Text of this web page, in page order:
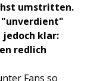
umstritten.
jedoch klar:
redlich
Fans so